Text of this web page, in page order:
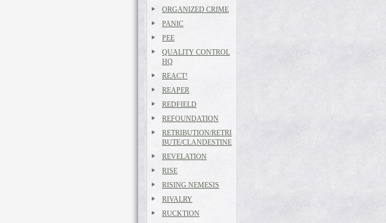
ORGANIZED CRIME
PANIC
PEE
QUALITY CONTROL
HQ
REACT!
REAPER
REDFIELD
REFOUNDATION
RETRIBUTION/RETRI
BUTE/CLANDESTINE
REVELATION
RISE
RISING NEMESIS
RIVALRY
RUCKTION